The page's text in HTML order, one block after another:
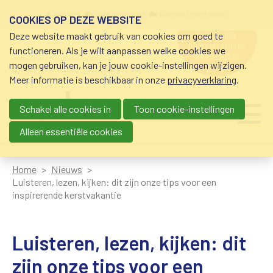
schuldhulp • sociaal krediet •
budgetbeheer • beschermingsbewind
hulp nodig
bij geldzorgen?
0800-8115.nl
Main navigation
Home
Nieuws
Luisteren, lezen, kijken: dit zijn onze tips voor een
inspirerende kerstvakantie
Luisteren, lezen, kijken: dit
zijn onze tips voor een
COOKIES OP DEZE WEBSITE
Deze website maakt gebruik van cookies om goed te
functioneren. Als je wilt aanpassen welke cookies we
mogen gebruiken, kan je jouw cookie-instellingen wijzigen.
Meer informatie is beschikbaar in onze privacyverklaring.
Schakel alle cookies in
Toon cookie-instellingen
Alleen essentiële cookies